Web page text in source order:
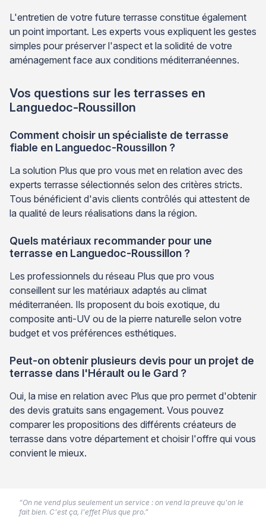
L'entretien de votre future terrasse constitue également
un point important. Les experts vous expliquent les gestes
simples pour préserver l'aspect et la solidité de votre
aménagement face aux conditions méditerranéennes.
Vos questions sur les terrasses en
Languedoc-Roussillon
Comment choisir un spécialiste de terrasse
fiable en Languedoc-Roussillon ?
La solution Plus que pro vous met en relation avec des
experts terrasse sélectionnés selon des critères stricts.
Tous bénéficient d'avis clients contrôlés qui attestent de
la qualité de leurs réalisations dans la région.
Quels matériaux recommander pour une
terrasse en Languedoc-Roussillon ?
Les professionnels du réseau Plus que pro vous
conseillent sur les matériaux adaptés au climat
méditerranéen. Ils proposent du bois exotique, du
composite anti-UV ou de la pierre naturelle selon votre
budget et vos préférences esthétiques.
Peut-on obtenir plusieurs devis pour un projet de
terrasse dans l'Hérault ou le Gard ?
Oui, la mise en relation avec Plus que pro permet d'obtenir
des devis gratuits sans engagement. Vous pouvez
comparer les propositions des différents créateurs de
terrasse dans votre département et choisir l'offre qui vous
convient le mieux.
“On ne vend plus seulement un service : on vend la preuve qu'on le
fait bien. C'est ça, l'effet Plus que pro.”